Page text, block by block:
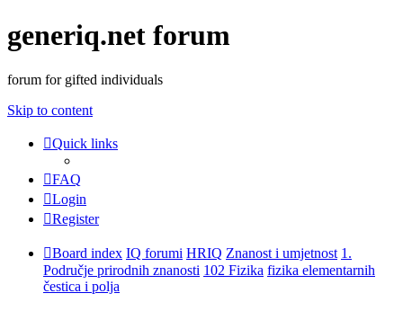
generiq.net forum
forum for gifted individuals
Skip to content
Quick links
FAQ
Login
Register
Board index IQ forumi HRIQ Znanost i umjetnost 1.
Područje prirodnih znanosti 102 Fizika fizika elementarnih
čestica i polja